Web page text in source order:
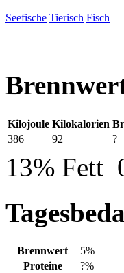
Seefische Tierisch Fisch
Kilojoule Kilokalorien
386
92 ?
13% Fett
Brennwert
5%
Proteine
?%